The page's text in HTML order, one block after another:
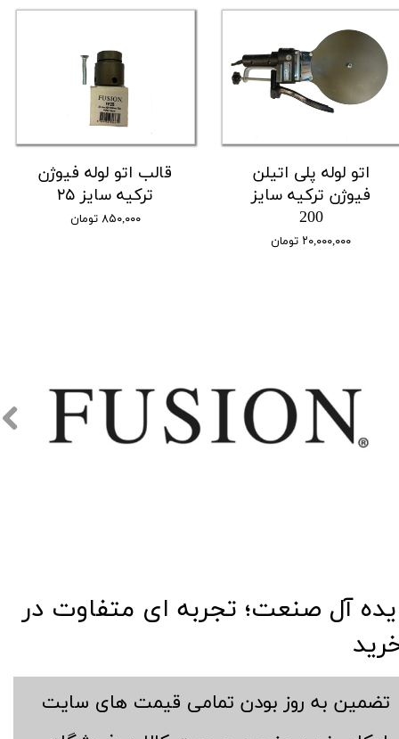
اتو لوله پلی اتیلن
فیوژن ترکیه سایز
200
۲۰,۰۰۰,۰۰۰ تومان
قالب اتو لوله فیوژن
ترکیه سایز ۲۵
۸۵۰,۰۰۰ تومان
​تضمین به روز بودن تمامی قیمت های سایت
آل صنعت؛ تجربه ای متفاوت در